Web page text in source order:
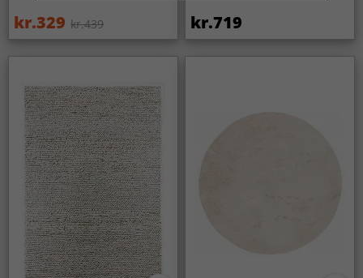
kr.329 kr.439 kr.719